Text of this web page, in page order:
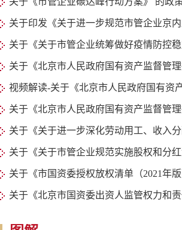
关于印发《关于进一步规范市管企业京
关于《关于市管企业统筹做好疫情防控
关于《北京市人民政府国有资产监督管
视频解读-关于《北京市人民政府国有资
关于《北京市人民政府国有资产监督管
关于《关于进一步深化劳动用工、收入
关于《关于市管企业规范实施股权和分
关于《市国资委授权放权清单（2021年
关于《北京市国资委出资人监管权力和